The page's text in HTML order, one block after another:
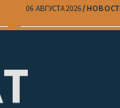
06 АВГУСТА 2026